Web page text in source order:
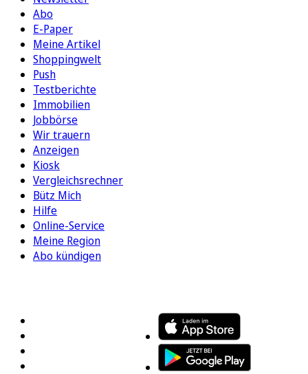
Abo
E-Paper
Meine Artikel
Shoppingwelt
Push
Testberichte
Immobilien
Jobbörse
Wir trauern
Anzeigen
Kiosk
Vergleichsrechner
Bütz Mich
Hilfe
Online-Service
Meine Region
Abo kündigen